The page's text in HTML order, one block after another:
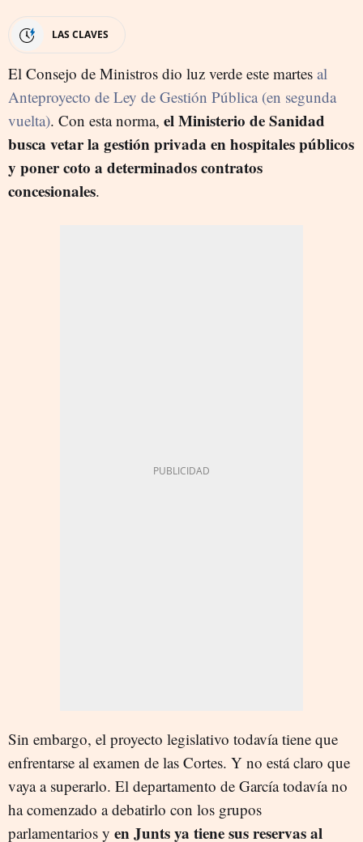
LAS CLAVES
El Consejo de Ministros dio luz verde este martes al
Anteproyecto de Ley de Gestión Pública (en segunda
vuelta). Con esta norma, el Ministerio de Sanidad
busca vetar la gestión privada en hospitales públicos
y poner coto a determinados contratos
concesionales.
Sin embargo, el proyecto legislativo todavía tiene que
enfrentarse al examen de las Cortes. Y no está claro que
vaya a superarlo. El departamento de García todavía no
ha comenzado a debatirlo con los grupos
parlamentarios y en Junts ya tiene sus reservas al